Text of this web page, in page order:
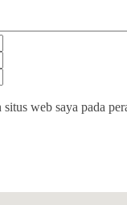
situs web saya pada